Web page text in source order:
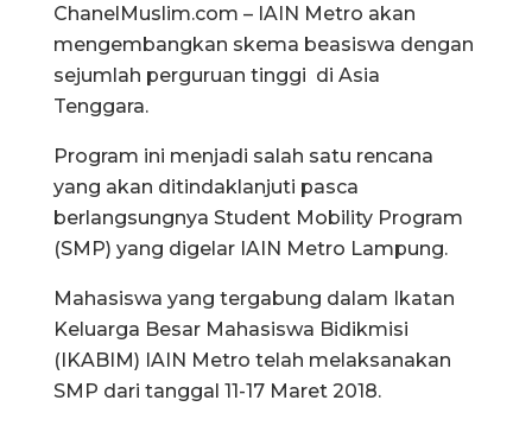
ChanelMuslim.com – IAIN Metro akan
mengembangkan skema beasiswa dengan
sejumlah perguruan tinggi di Asia
Tenggara.
Program ini menjadi salah satu rencana
yang akan ditindaklanjuti pasca
berlangsungnya Student Mobility Program
(SMP) yang digelar IAIN Metro Lampung.
Mahasiswa yang tergabung dalam Ikatan
Keluarga Besar Mahasiswa Bidikmisi
(IKABIM) IAIN Metro telah melaksanakan
SMP dari tanggal 11-17 Maret 2018.